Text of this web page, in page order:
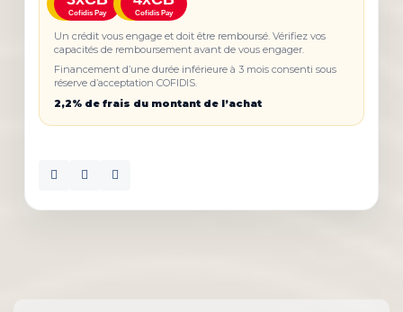
Cofidis Pay Cofidis Pay
Un crédit vous engage et doit être remboursé. Vérifiez vos
capacités de remboursement avant de vous engager.
Financement d’une durée inférieure à 3 mois consenti sous
réserve d’acceptation COFIDIS.
2,2% de frais du montant de l’achat